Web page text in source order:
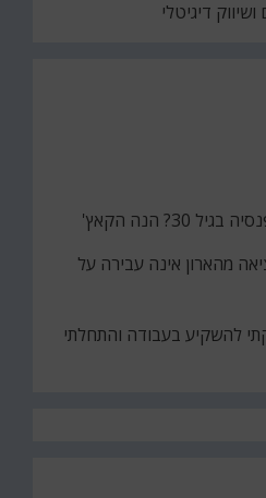
דיגיטלי
30? הנה הקאץ'
מהארון אינה עבירה על
להשקיע בעבודה והתחלתי